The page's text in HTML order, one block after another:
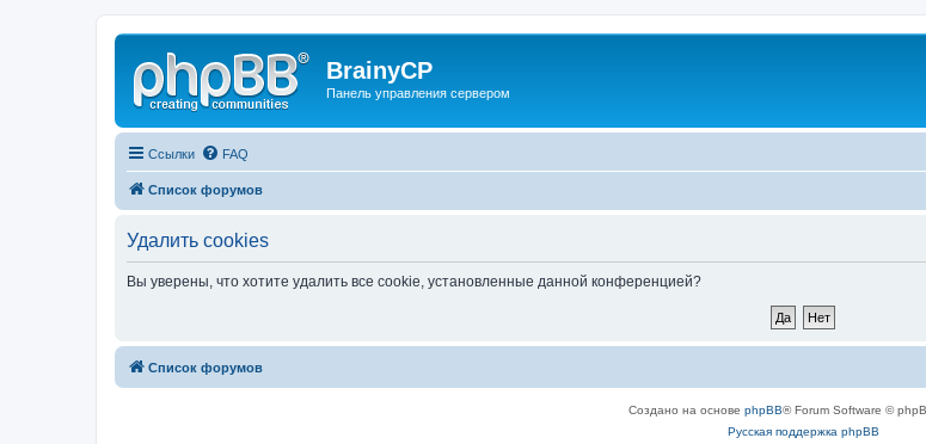
BrainyCP
Панель управления сервером
Ссылки FAQ
Список форумов
Удалить cookies
Вы уверены, что хотите удалить все cookie, установленные данной конференцией?
Список форумов
Создано на основе phpBB® Forum Software ©
Русская поддержка phpBB